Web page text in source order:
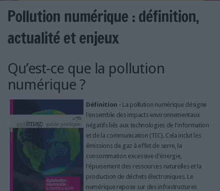
LES NEWSLETTERS
LE MAGAZINE
LES BASES DE DONNÉES
L'ESPACE EMPLOI
L'AGENDA
L'ANNUAIRE DES ACTEURS
LES LIVRES BLANCS
LES SUPPLÉMENTS
Pollution numérique : définition,
actualité et enjeux
Qu’est-ce que la pollution
numérique ?
Définition - La pollution numérique désigne
l'ensemble des impacts environnementaux
négatifs liés aux technologies de l'information
et de la communication (TIC). Cela inclut les
émissions de gaz à effet de serre, la
consommation excessive d'énergie,
l'épuisement des ressources naturelles et la
production de déchets électroniques. Le
numérique repose sur des infrastructures